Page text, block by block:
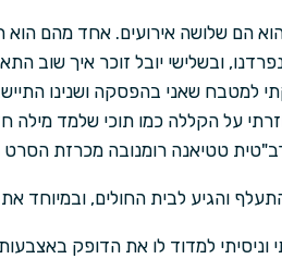
הם שלושה אירועים. אחד מהם
ובשלישי יובל זוכר איך
למטבח שאני בהפסקה ושנינו
על הקללה כמו תוכי שלמד
טטיאנה רומנובה מכרזת
והגיע לבית החולים, ובמיוחד את
וניסיתי למדוד לו את הדופק